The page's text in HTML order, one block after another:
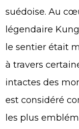
suédoise. Au
légendaire
le sentier était
à travers
intactes des
est considéré
les plus